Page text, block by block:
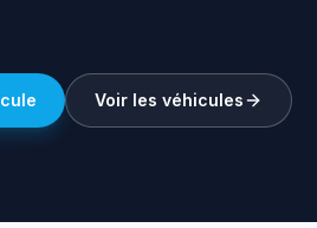
Voir les véhicules